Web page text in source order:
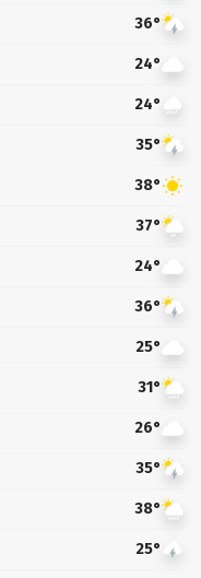
36°
24°
24°
35°
38°
37°
24°
36°
25°
31°
26°
35°
38°
25°